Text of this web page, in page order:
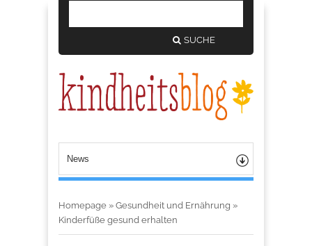
SUCHE
Homepage » Gesundheit und Ernährung »
Kinderfüße gesund erhalten